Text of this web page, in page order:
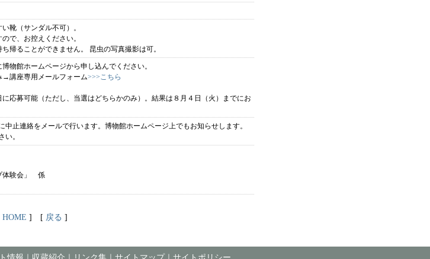
靴（サンダル不可）。
で、お控えください。
帰ることができません。 昆虫の写真撮影は可。
博物館ホームページから申し込んでください。
講座専用メールフォーム>>>こちら
応募可能（ただし、当選はどちらかのみ）。結果は８月４日（火）までにお
止連絡をメールで行います。博物館ホームページ上でもお知らせします。
い。
体験会」 係
HOME ] [ 戻る ]